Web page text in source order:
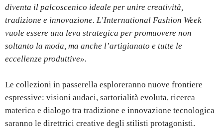
diventa il palcoscenico ideale per unire creatività,
tradizione e innovazione. L’International Fashion Week
vuole essere una leva strategica per promuovere non
soltanto la moda, ma anche l’artigianato e tutte le
eccellenze produttive».
Le collezioni in passerella esploreranno nuove frontiere
espressive: visioni audaci, sartorialità evoluta, ricerca
materica e dialogo tra tradizione e innovazione tecnologica
saranno le direttrici creative degli stilisti protagonisti.